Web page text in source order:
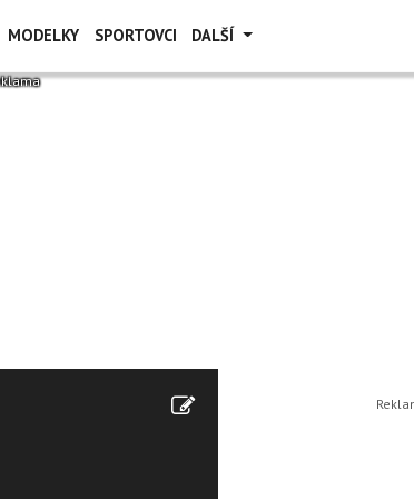
MODELKY SPORTOVCI DALŠÍ